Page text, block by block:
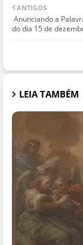
ANTIGOS
Anunciando a
do dia 15 de
LEIA TAMBÉM